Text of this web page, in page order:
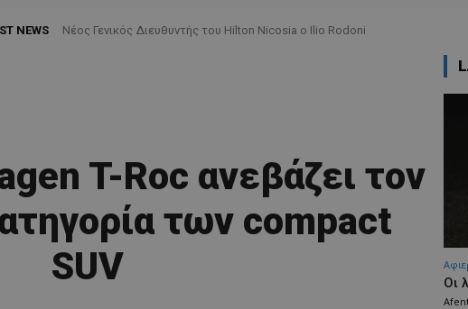
NEWSΝέος Γενικός Διευθυντής του Hilton Nicosia ο Ilio Rodoni
Υφυπουργείο Ναυτιλίας: Εξασφαλισμένη η ακτοπλοϊκή σύνδεση Κύπρου –
T-Roc ανεβάζει τον
των compact
SUV
Οι